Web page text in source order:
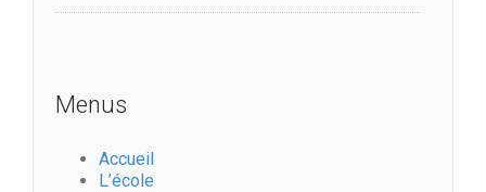
Menus
Accueil
L’école